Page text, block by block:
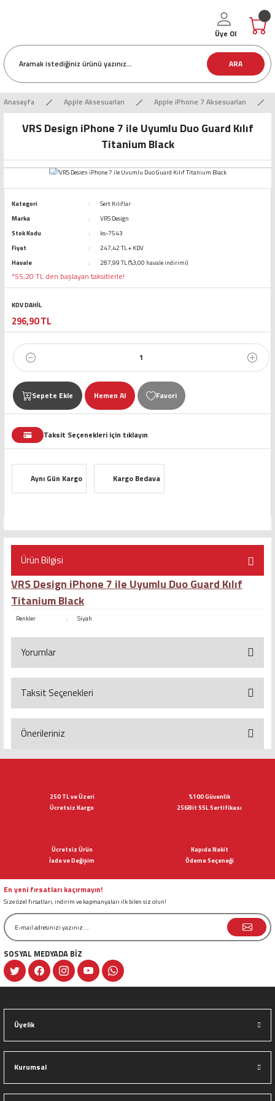
ARA
Üye Ol
Anasayfa Apple Aksesuarları Apple iPhone 7 Aksesuarları
VRS Design iPhone 7 ile Uyumlu Duo Guard Kılıf
Titanium Black
Kategori
Sert Kılıflar
Marka
VRS Design
Stok Kodu
ks-7543
Fiyat
247,42 TL + KDV
Havale
287,99 TL (%3,00 havale indirimi)
*55,20 TL den başlayan taksitlerle!
KDV DAHİL
296,90 TL
Sepete Ekle Hemen Al
Taksit Seçenekleri için tıklayın
Aynı Gün Kargo Kargo Bedava
Ürün Bilgisi
VRS Design iPhone 7 ile Uyumlu Duo Guard Kılıf
Titanium Black
Renkler : Siyah
Yorumlar
Bu ürüne ilk yorumu siz yapın!
Taksit Seçenekleri
Önerileriniz
Ürün bilgilerinde hatalar bulunuyor.
Bu ürüne benzer farklı alternatifler olmalı.
250 TL ve Üzeri
Ücretsiz Kargo
%100 Güvenlik
256Bit SSL Sertifikası
Ücretsiz Ürün
İade ve Değişim
Kapıda Nakit
Ödeme Seçeneği
En yeni fırsatları kaçırmayın!
Size özel fırsatları, indirim ve kapmanyaları ilk bilen siz olun!
SOSYAL MEDYADA BİZ
Üyelik
Kurumsal